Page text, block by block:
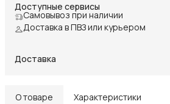
Доступные сервисы
Самовывоз при наличии
Доставка в ПВЗ или курьером
Доставка
О товаре Характеристики